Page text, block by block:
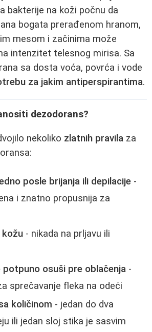
bakterije na koži počnu da
bogata prerađenom hranom,
mesom i začinima može
intenzitet telesnog mirisa. Sa
sa dosta voća, povrća i vode
za jakim antiperspirantima.
dezodorans?
nekoliko zlatnih pravila za
posle brijanja ili depilacije -
i znatno propusnija za
kožu - nikada na prljavu ili
potpuno osuši pre oblačenja -
sprečavanje fleka na odeći
količinom - jedan do dva
ili jedan sloj stika je sasvim